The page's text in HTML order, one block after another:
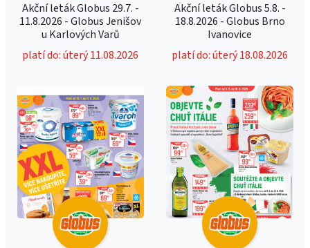
Akční leták Globus 29.7. -
11.8.2026 - Globus Jenišov
u Karlových Varů
platí do: úterý 11.08.2026
Akční leták Globus 5.8. -
18.8.2026 - Globus Brno
Ivanovice
platí do: úterý 18.08.2026